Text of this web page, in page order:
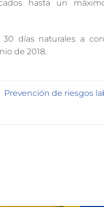
hasta un
días naturales a
de 2018.
Prevención de riesgos